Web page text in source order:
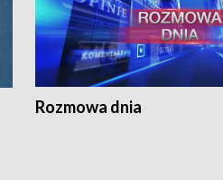
Rozmowa dnia